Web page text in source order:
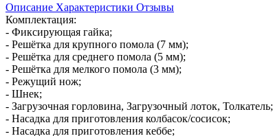
Описание Характеристики Отзывы
Комплектация:
- Фиксирующая гайка;
- Решётка для крупного помола (7 мм);
- Решётка для среднего помола (5 мм);
- Решётка для мелкого помола (3 мм);
- Режущий нож;
- Шнек;
- Загрузочная горловина, Загрузочный лоток, Толкатель;
- Насадка для приготовления колбасок/сосисок;
- Насадка для приготовления кеббе;